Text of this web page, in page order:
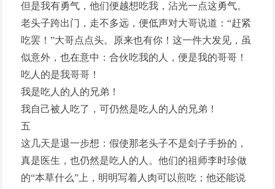
但是我有勇气，他们便越想吃我，沾光一点这勇气。
老头子跨出门，走不多远，便低声对大哥说道：“赶紧
吃罢！”大哥点点头。原来也有你！这一件大发见，虽
似意外，也在意中：合伙吃我的人，便是我的哥哥！
吃人的是我哥哥！
我是吃人的人的兄弟！
我自己被人吃了，可仍然是吃人的人的兄弟！
五
这几天是退一步想：假使那老头子不是刽子手扮的，
真是医生，也仍然是吃人的人。他们的祖师李时珍做
的“本草什么”上，明明写着人肉可以煎吃；他还能说